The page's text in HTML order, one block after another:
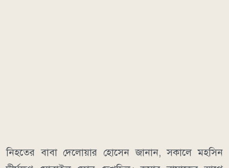
নিহতের বাবা দেলোয়ার হোসেন জানান, সকালে মহসিন